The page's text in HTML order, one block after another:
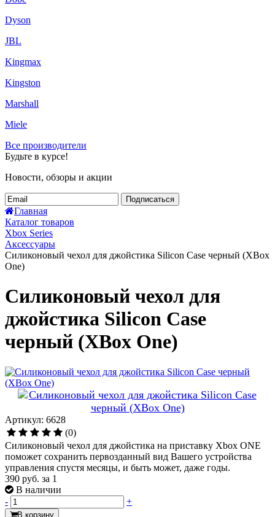
Dyson
JBL
Kingmax
Kingston
Marshall
Miele
Все производители
Будьте в курсе!
Новости, обзоры и акции
Подписаться
Главная
Каталог товаров
Xbox Series
Аксессуары
Силиконовый чехол для джойстика Silicon Case черный (XBox
One)
Силиконовый чехол для
джойстика Silicon Case
черный (XBox One)
Артикул: 6628
(0)
Силиконовый чехол для джойстика на приставку Xbox ONE
поможет сохранить первозданный вид Вашего устройства
управления спустя месяцы, и быть может, даже годы.
390 руб. за 1
В наличии
-
+
В корзину